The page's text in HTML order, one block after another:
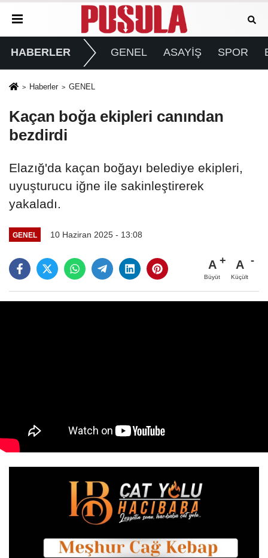
HABERLER GENEL ASAYİŞ SPOR
Haberler GENEL
Kaçan boğa ekipleri canından
bezdirdi
Elazığ'da kaçan boğayı belediye ekipleri,
uyuşturucu iğne ile sakinleştirerek
yakaladı.
GENEL 10 Haziran 2025 - 13:08
A
Büyüt
A
Küçült